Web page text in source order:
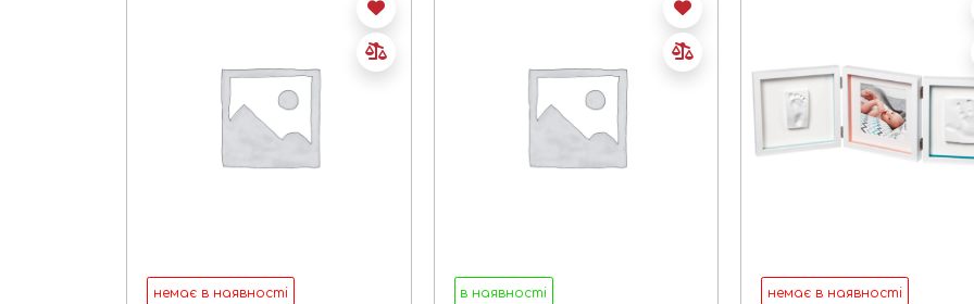
немає в наявності в наявності немає в наявності